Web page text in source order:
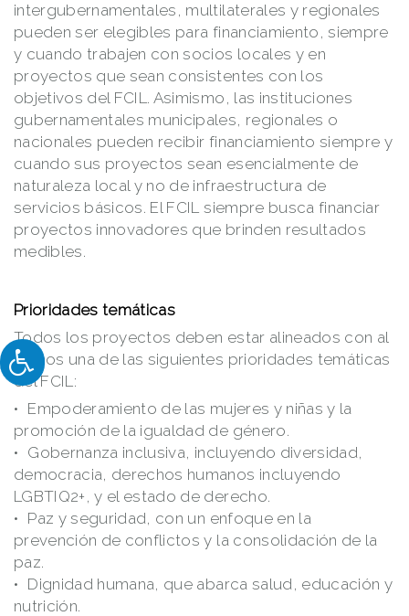
intergubernamentales, multilaterales y regionales
pueden ser elegibles para financiamiento, siempre
y cuando trabajen con socios locales y en
proyectos que sean consistentes con los
objetivos del FCIL. Asimismo, las instituciones
gubernamentales municipales, regionales o
nacionales pueden recibir financiamiento siempre y
cuando sus proyectos sean esencialmente de
naturaleza local y no de infraestructura de
servicios básicos. El FCIL siempre busca financiar
proyectos innovadores que brinden resultados
medibles.
Prioridades temáticas
Todos los proyectos deben estar alineados con al
menos una de las siguientes prioridades temáticas
del FCIL:
Empoderamiento de las mujeres y niñas y la
promoción de la igualdad de género.
Gobernanza inclusiva, incluyendo diversidad,
democracia, derechos humanos incluyendo
LGBTIQ2+, y el estado de derecho.
Paz y seguridad, con un enfoque en la
prevención de conflictos y la consolidación de la
paz.
Dignidad humana, que abarca salud, educación y
nutrición.